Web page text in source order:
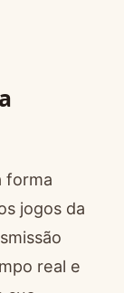
forma
jogos da
real e